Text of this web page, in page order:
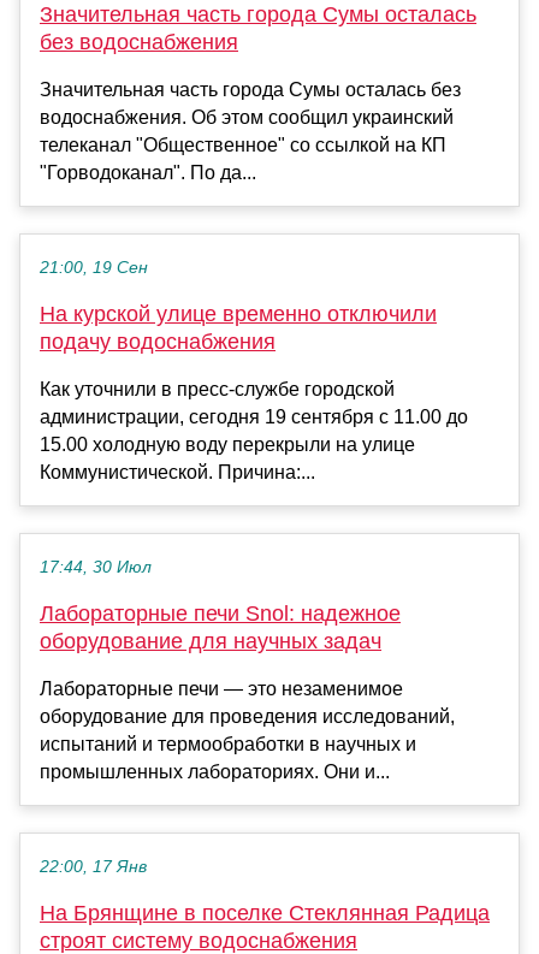
Значительная часть города Сумы осталась
без водоснабжения
Значительная часть города Сумы осталась без
водоснабжения. Об этом сообщил украинский
телеканал "Общественное" со ссылкой на КП
"Горводоканал". По да...
21:00, 19 Сен
На курской улице временно отключили
подачу водоснабжения
Как уточнили в пресс-службе городской
администрации, сегодня 19 сентября с 11.00 до
15.00 холодную воду перекрыли на улице
Коммунистической. Причина:...
17:44, 30 Июл
Лабораторные печи Snol: надежное
оборудование для научных задач
Лабораторные печи — это незаменимое
оборудование для проведения исследований,
испытаний и термообработки в научных и
промышленных лабораториях. Они и...
22:00, 17 Янв
На Брянщине в поселке Стеклянная Радица
строят систему водоснабжения